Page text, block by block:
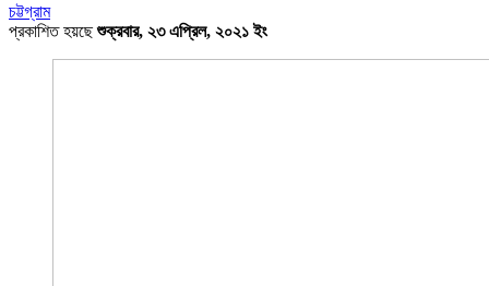
চট্টগ্রাম
প্রকাশিত হয়ছেশুক্রবার, ২৩ এপ্রিল, ২০২১ ইং